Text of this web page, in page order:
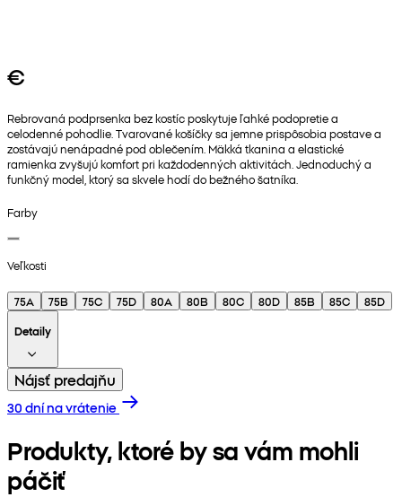
€
Rebrovaná podprsenka bez kostíc poskytuje ľahké podopretie a
celodenné pohodlie. Tvarované košíčky sa jemne prispôsobia postave a
zostávajú nenápadné pod oblečením. Mäkká tkanina a elastické
ramienka zvyšujú komfort pri každodenných aktivitách. Jednoduchý a
funkčný model, ktorý sa skvele hodí do bežného šatníka.
Farby
Veľkosti
75A 75B 75C 75D 80A 80B 80C 80D 85B 85C
85D
Detaily
Nájsť predajňu
30 dní na vrátenie
Produkty, ktoré by sa vám mohli
páčiť